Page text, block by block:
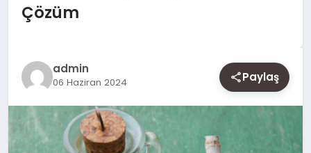
GENEL
MAGAZIN
SAĞLIK
Çözüm
admin
06 Haziran 2024 Paylaş